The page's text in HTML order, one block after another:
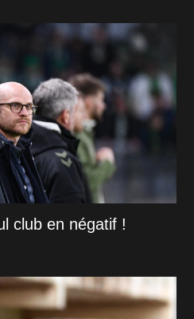
club en négatif !